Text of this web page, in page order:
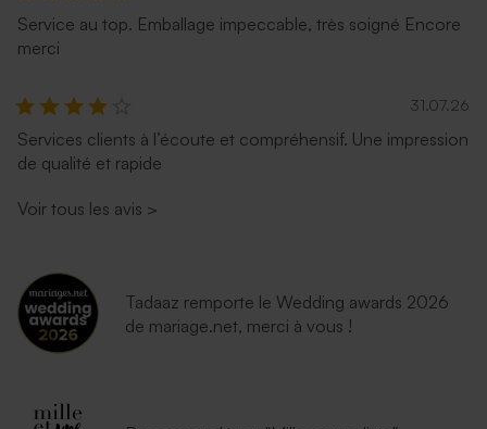
Service au top. Emballage impeccable, très soigné Encore
merci
31.07.26
Services clients à l’écoute et compréhensif. Une impression
de qualité et rapide
Voir tous les avis >
Tadaaz remporte le Wedding awards 2026
de mariage.net, merci à vous !